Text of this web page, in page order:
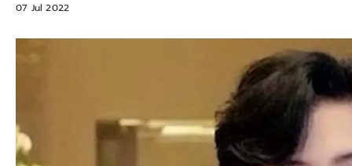
07 Jul 2022